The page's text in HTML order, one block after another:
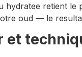
hydratee retient
oud — le
et